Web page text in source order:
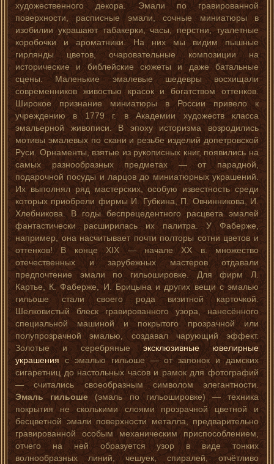
художественного декора. Эмали по гравированной
поверхности, расписные эмали, сочные миниатюры в
изобилии украшают табакерки, часы, перстни, туалетные
коробочки и ароматники. На них мы видим пышные
гирлянды цветов, очаровательные композиции на
исторические и библейские сюжеты и даже батальные
сцены. Маленькие эмалевые шедевры восхищали
современников живостью красок и богатством оттенков.
Широкое признание миниатюры в России привело к
учреждению в 1779 г. в Академии художеств класса
эмальерной живописи. В эпоху историзма возродились
мотивы эмалевых по скани и резьбе изделий допетровской
Руси. Орнаменты, взятые из рукописных книг, появились на
самых разнообразных предметах — от парадной,
подарочной посуды и ларцов до миниатюрных украшений.
Их выполнял ряд мастерских, особую известность среди
которых приобрели фирмы И. Губкина, П. Овчинникова, И.
Хлебникова. В годы беспрецедентного расцвета эмалей
фантастически расширилась их палитра. У Фаберже,
например, она насчитывает почти полторы сотни цветов и
оттенков! В конце XIX — начале XX в. множество
отечественных и зарубежных мастеров отдавали
предпочтение эмали по гильошировке. Для фирм Л.
Картье, К. Фаберже, И. Брицына и других вещи с эмалью
гильоше стали своего рода визитной карточкой.
Шелковистый блеск гравированного узора, нанесённого
специальной машиной и покрытого прозрачной или
полупрозрачной эмалью, создавал чарующий эффект.
Золотые и серебряныеэксклюзивные ювелирные
украшения с эмалью гильоше — от запонок и дамских
сигаретниц до настольных часов и рамок для фотографий
— считались своеобразным символом элегантности.
Эмаль гильоше(эмаль по гильошировке) — техника
покрытия не сколькими слоями прозрачной цветной и
бесцветной эмали поверхности металла, предварительно
гравированной особым механическим приспособлением,
отчего на ней образуется узор в виде тонких
волнообразных линий, чешуек, спиралей, отчётливо